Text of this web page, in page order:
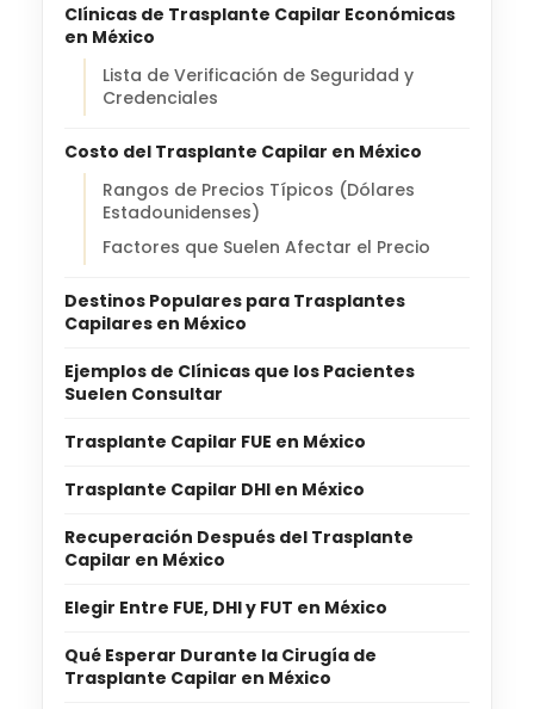
Clínicas de Trasplante Capilar Económicas
en México
Lista de Verificación de Seguridad y
Credenciales
Costo del Trasplante Capilar en México
Rangos de Precios Típicos (Dólares
Estadounidenses)
Factores que Suelen Afectar el Precio
Destinos Populares para Trasplantes
Capilares en México
Ejemplos de Clínicas que los Pacientes
Suelen Consultar
Trasplante Capilar FUE en México
Trasplante Capilar DHI en México
Recuperación Después del Trasplante
Capilar en México
Elegir Entre FUE, DHI y FUT en México
Qué Esperar Durante la Cirugía de
Trasplante Capilar en México